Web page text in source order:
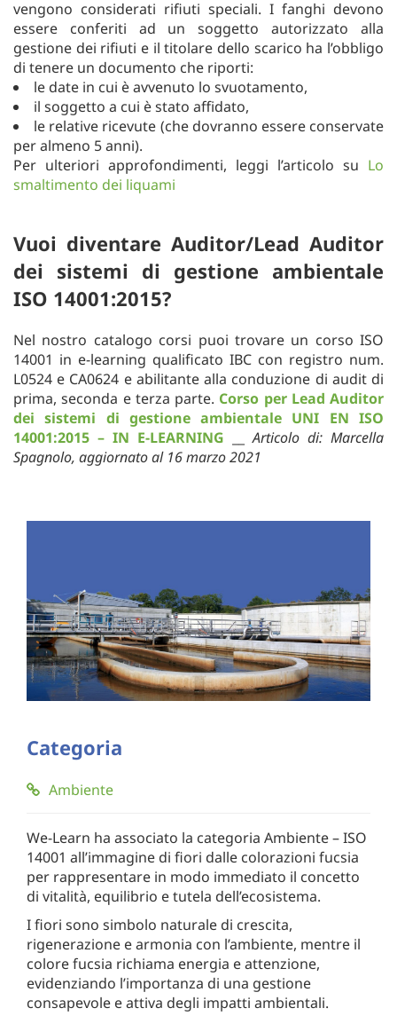
vengono considerati rifiuti speciali. I fanghi devono
essere conferiti ad un soggetto autorizzato alla
gestione dei rifiuti e il titolare dello scarico ha l’obbligo
di tenere un documento che riporti:
le date in cui è avvenuto lo svuotamento,
il soggetto a cui è stato affidato,
le relative ricevute (che dovranno essere conservate
per almeno 5 anni).
Per ulteriori approfondimenti, leggi l’articolo su Lo
smaltimento dei liquami
Vuoi diventare Auditor/Lead Auditor
dei sistemi di gestione ambientale
ISO 14001:2015?
Nel nostro catalogo corsi puoi trovare un corso ISO
14001 in e-learning qualificato IBC con registro num.
L0524 e CA0624 e abilitante alla conduzione di audit di
prima, seconda e terza parte. Corso per Lead Auditor
dei sistemi di gestione ambientale UNI EN ISO
14001:2015 – IN E-LEARNING __Articolo di: Marcella
Spagnolo, aggiornato al 16 marzo 2021
Categoria
Ambiente
We-Learn ha associato la categoria Ambiente – ISO
14001 all’immagine di fiori dalle colorazioni fucsia
per rappresentare in modo immediato il concetto
di vitalità, equilibrio e tutela dell’ecosistema.
I fiori sono simbolo naturale di crescita,
rigenerazione e armonia con l’ambiente, mentre il
colore fucsia richiama energia e attenzione,
evidenziando l’importanza di una gestione
consapevole e attiva degli impatti ambientali.